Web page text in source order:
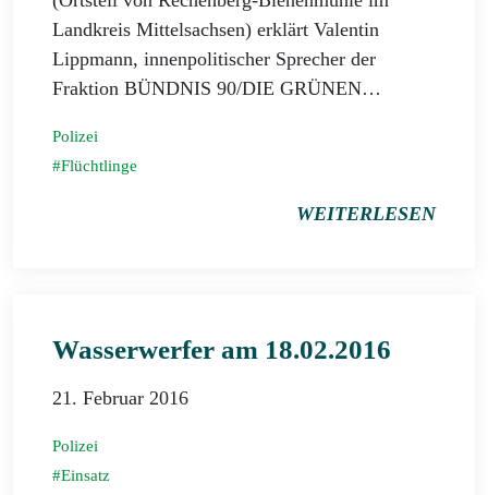
Landkreis Mittelsachsen) erklärt Valentin
Lippmann, innenpolitischer Sprecher der
Fraktion BÜNDNIS 90/DIE GRÜNEN…
Polizei
Flüchtlinge
WEITERLESEN
Wasserwerfer am 18.02.2016
21. Februar 2016
Polizei
Einsatz